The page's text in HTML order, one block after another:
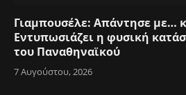
Γιαμπουσέλε: Απάντησε με…
Εντυπωσιάζει η φυσική
του Παναθηναϊκού
7 Αυγούστου, 2026